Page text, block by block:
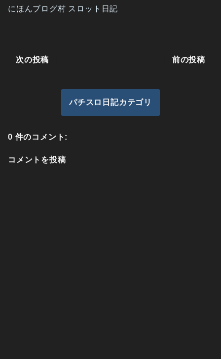
にほんブログ村 スロット日記
次の投稿 前の投稿
パチスロ日記カテゴリ
0 件のコメント:
コメントを投稿